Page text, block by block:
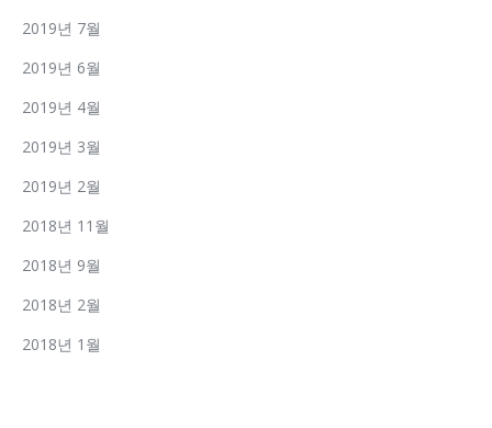
2019년 7월
2019년 6월
2019년 4월
2019년 3월
2019년 2월
2018년 11월
2018년 9월
2018년 2월
2018년 1월